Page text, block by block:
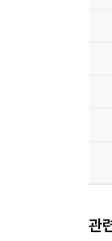
관